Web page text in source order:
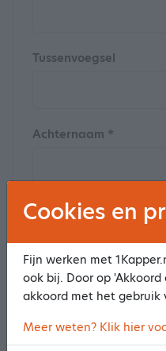
Tussenvoegsel
Achternaam *
Postcode
Huisnummer
Cookies en
Fijn werken met
ook bij. Door op
akkoord met het gebruik
Meer weten? Klik hier